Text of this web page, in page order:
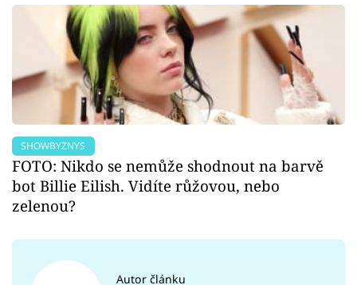
SHOWBYZNYS
FOTO: Nikdo se nemůže shodnout na barvě
bot Billie Eilish. Vidíte růžovou, nebo
zelenou?
Autor článku